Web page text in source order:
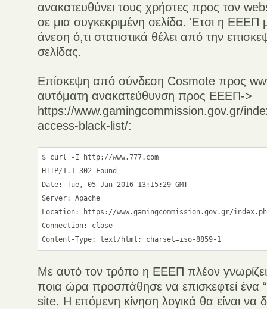
ανακατευθύνει τους χρήστες προς τον
σε μια συγκεκριμένη σελίδα. Έτσι η ΕΕΕΠ
άνεση ό,τι στατιστικά θέλει από την
σελίδας.
Επίσκεψη από σύνδεση Cosmote προς
αυτόματη ανακατεύθυνση προς ΕΕΕΠ->
https://www.gamingcommission.gov.gr/
access-black-list/:
$ curl -I http://www.777.com
HTTP/1.1 302 Found
Date: Tue, 05 Jan 2016 13:15:29 GMT
Server: Apache
Location: https://www.gamingcommission.gov.gr/
Connection: close
Content-Type: text/html; charset=iso-8859-1
Με αυτό τον τρόπο η ΕΕΕΠ πλέον
ποια ώρα προσπάθησε να επισκεφτεί ένα
site. Η επόμενη κίνηση λογικά θα είναι να